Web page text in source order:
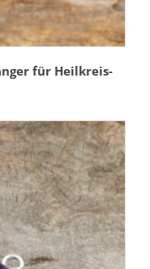
für Heilkreis-